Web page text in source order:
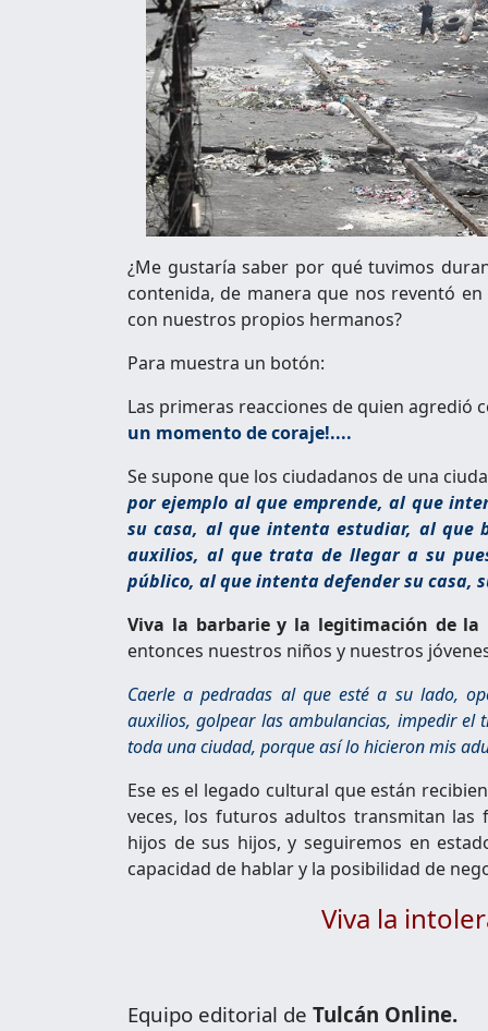
¿Me gustaría saber por qué tuvimos
contenida, de manera que nos reventó
con nuestros propios hermanos?
Para muestra un botón:
Las primeras reacciones de quien agredió
un momento de coraje!....
Se supone que los ciudadanos de una
por ejemplo al que emprende, al que
su casa, al que intenta estudiar, al que
auxilios, al que trata de llegar a su
público, al que intenta defender su casa,
Viva la barbarie y la legitimación de la
entonces nuestros niños y nuestros
Caerle a pedradas al que esté a su lado,
auxilios, golpear las ambulancias, impedir el
toda una ciudad, porque así lo hicieron mis
Ese es el legado cultural que están
veces, los futuros adultos transmitan
hijos de sus hijos, y seguiremos en
capacidad de hablar y la posibilidad de
Viva la
Equipo editorial de Tulcán Online.